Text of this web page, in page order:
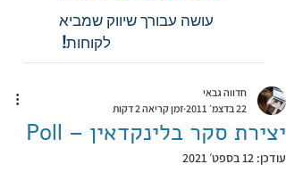
עושה עבורך שיווק שמביא
לקוחות!
יצירת סקר בלינקדאין – Poll
חדווה גבאי
22 בדצמ׳ 2011
זמן קריאה 2 דקות
עודכן: 12 בספט׳ 2021